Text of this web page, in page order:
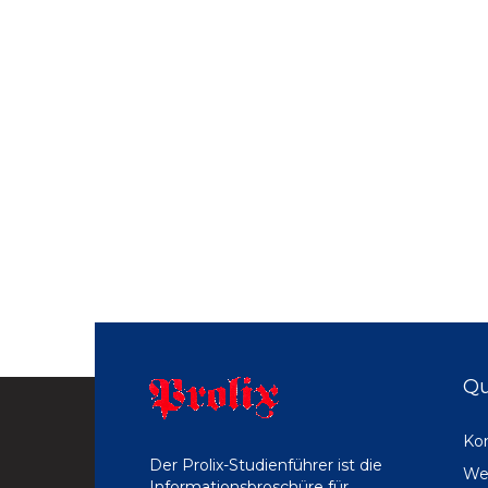
Der Prolix-Studienführer ist die